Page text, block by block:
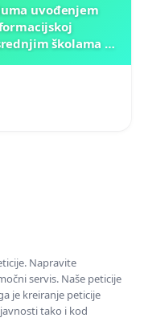
uvođenjem
školama u
Napravite
servis. Naše peticije
je kreiranje peticije
tako i kod